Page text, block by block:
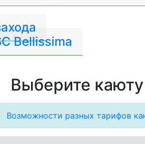
Bellissima
Выберите
Возможности разных тарифов